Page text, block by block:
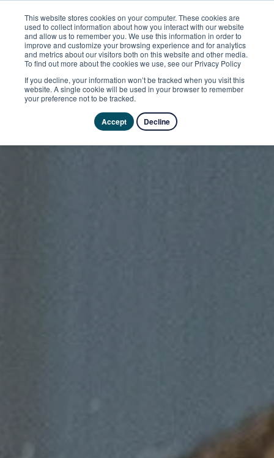
This website stores cookies on your computer. These cookies are
used to collect information about how you interact with our website
and allow us to remember you. We use this information in order to
improve and customize your browsing experience and for analytics
and metrics about our visitors both on this website and other media.
To find out more about the cookies we use, see our Privacy Policy
If you decline, your information won’t be tracked when you visit this
website. A single cookie will be used in your browser to remember
your preference not to be tracked.
Accept Decline